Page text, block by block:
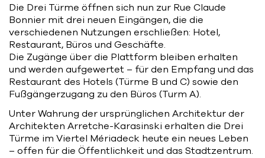
Die Drei Türme öffnen sich nun zur Rue Claude
Bonnier mit drei neuen Eingängen, die die
verschiedenen Nutzungen erschließen: Hotel,
Restaurant, Büros und Geschäfte.
Die Zugänge über die Plattform bleiben erhalten
und werden aufgewertet – für den Empfang und das
Restaurant des Hotels (Türme B und C) sowie den
Fußgängerzugang zu den Büros (Turm A).
Unter Wahrung der ursprünglichen Architektur der
Architekten Arretche-Karasinski erhalten die Drei
Türme im Viertel Mériadeck heute ein neues Leben
– offen für die Öffentlichkeit und das Stadtzentrum.